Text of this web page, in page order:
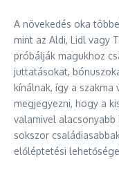
A növekedés oka
mint az Aldi, Lidl vagy
próbálják magukhoz
juttatásokat,
kínálnak, így a szakma
megjegyezni, hogy a
valamivel
sokszor
előléptetési